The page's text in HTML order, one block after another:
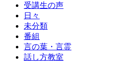
受講生の声
日々
未分類
番組
言の葉・言霊
話し方教室